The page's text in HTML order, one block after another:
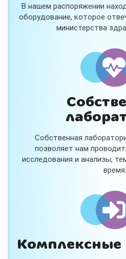
В нашем распоряжении
оборудование, которое
министерства
Собственная
позволяет нам
исследования и анализы,
время.
спортсменам и беременным
Специальная цена — 3000
и расскажем подробнее!
Я согласен на обработку